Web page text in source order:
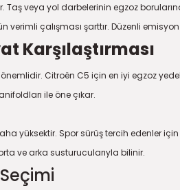
Taş veya yol darbelerinin egzoz
çalışması şarttır. Düzenli
Karşılaştırması
Citroën C5 için en iyi egzoz
ile öne çıkar.
yüksektir. Spor sürüş tercih edenler
ve arka susturucularıyla bilinir.